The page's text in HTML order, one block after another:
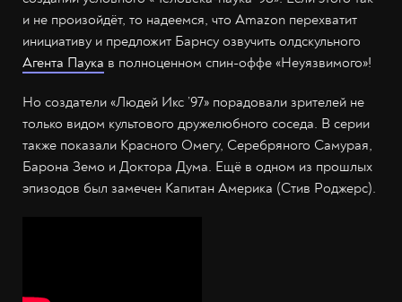
и не произойдёт, то надеемся, что Amazon перехватит
инициативу и предложит Барнсу озвучить олдскульного
Агента Паука в полноценном спин-оффе «Неуязвимого»!
Но создатели «Людей Икс ’97» порадовали зрителей не
только видом культового дружелюбного соседа. В серии
также показали Красного Омегу, Серебряного Самурая,
Барона Земо и Доктора Дума. Ещё в одном из прошлых
эпизодов был замечен Капитан Америка (Стив Роджерс).